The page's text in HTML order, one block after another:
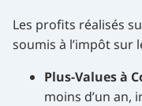
Les profits réalisés
soumis à l’impôt sur
Plus-Values à
moins d’un an,